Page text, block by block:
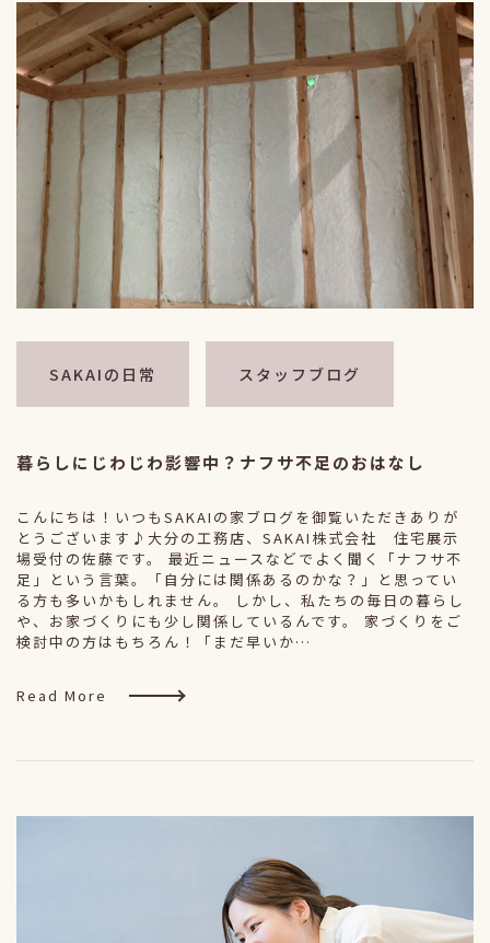
SAKAIの日常 スタッフブログ
暮らしにじわじわ影響中？ナフサ不足のおはなし
こんにちは！いつもSAKAIの家ブログを御覧いただきありが
とうございます♪大分の工務店、SAKAI株式会社 住宅展示
場受付の佐藤です。 最近ニュースなどでよく聞く「ナフサ不
足」という言葉。「自分には関係あるのかな？」と思ってい
る方も多いかもしれません。 しかし、私たちの毎日の暮らし
や、お家づくりにも少し関係しているんです。 家づくりをご
検討中の方はもちろん！「まだ早いか…
Read More